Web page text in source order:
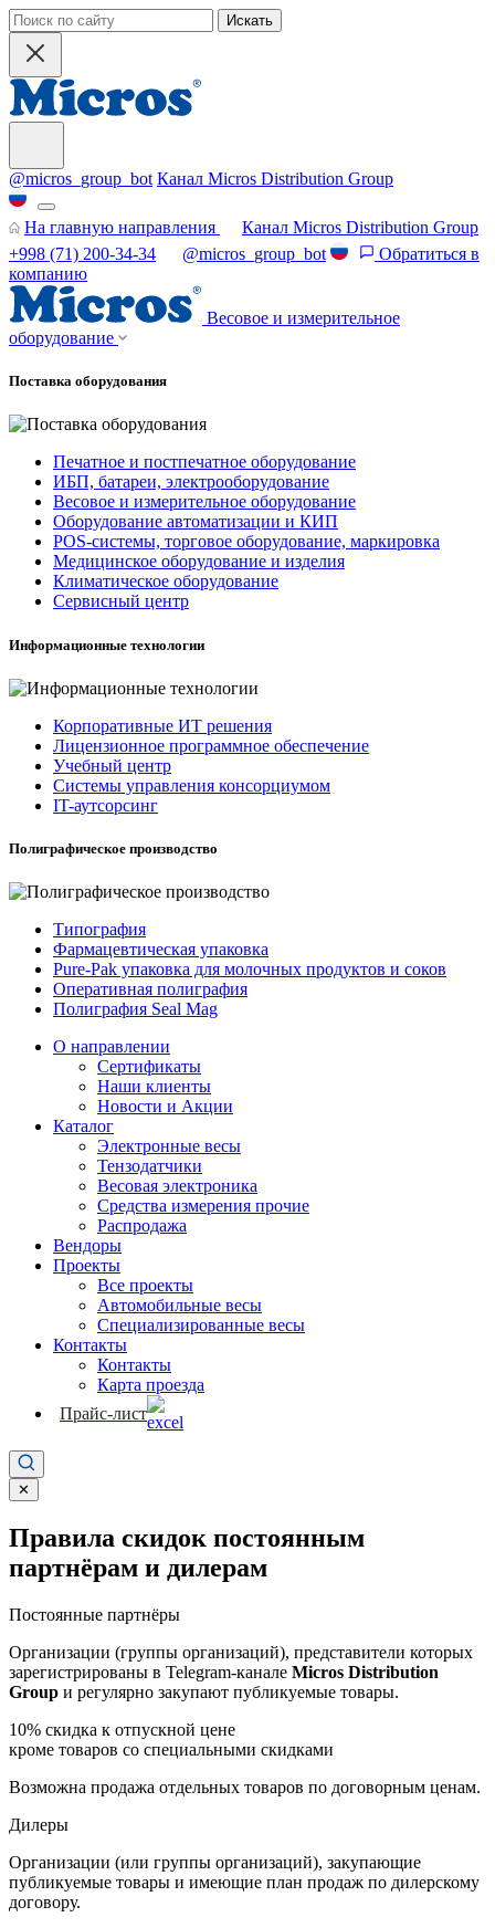
Искать
@micros_group_bot Канал Micros Distribution Group
На главную направления
Канал Micros Distribution Group
+998 (71) 200-34-34
@micros_group_bot
Обратиться в
компанию
Весовое и измерительное
оборудование
Поставка оборудования
Печатное и постпечатное оборудование
ИБП, батареи, электрооборудование
Весовое и измерительное оборудование
Оборудование автоматизации и КИП
POS-системы, торговое оборудование, маркировка
Медицинское оборудование и изделия
Климатическое оборудование
Сервисный центр
Информационные технологии
Корпоративные ИТ решения
Лицензионное программное обеспечение
Учебный центр
Системы управления консорциумом
IT-аутсорсинг
Полиграфическое производство
Типография
Фармацевтическая упаковка
Pure-Pak упаковка для молочных продуктов и соков
Оперативная полиграфия
Полиграфия Seal Mag
О направлении
Сертификаты
Наши клиенты
Новости и Акции
Каталог
Электронные весы
Тензодатчики
Весовая электроника
Средства измерения прочие
Распродажа
Вендоры
Проекты
Все проекты
Автомобильные весы
Специализированные весы
Контакты
Контакты
Карта проезда
Прайс-лист
✕
Правила скидок постоянным
партнёрам и дилерам
Постоянные партнёры
Организации (группы организаций), представители которых
зарегистрированы в Telegram-канале Micros Distribution
Group и регулярно закупают публикуемые товары.
10% скидка к отпускной цене
кроме товаров со специальными скидками
Возможна продажа отдельных товаров по договорным ценам.
Дилеры
Организации (или группы организаций), закупающие
публикуемые товары и имеющие план продаж по дилерскому
договору.